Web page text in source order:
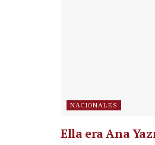
NACIONALES
Ella era Ana